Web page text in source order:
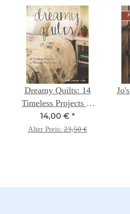
Dreamy Quilts: 14
Timeless Projects to
Welcome You Home
14,00 € *
Alter Preis:23,50 €